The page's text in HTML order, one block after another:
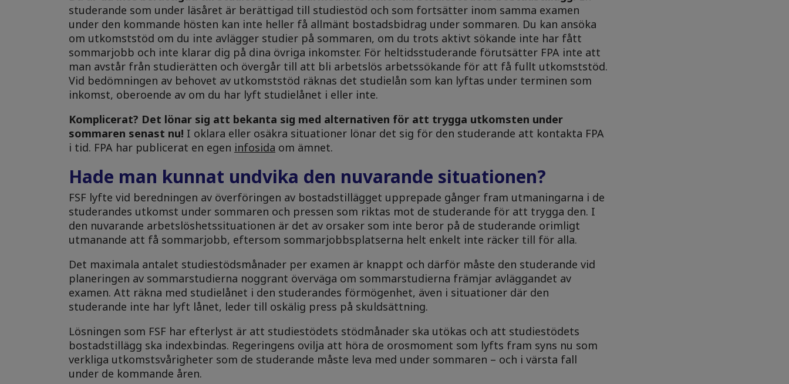
studerande som under läsåret är berättigad till studiestöd och som fortsätter inom samma examen
under den kommande hösten kan inte heller få allmänt bostadsbidrag under sommaren. Du kan ansöka
om utkomststöd om du inte avlägger studier på sommaren, om du trots aktivt sökande inte har fått
sommarjobb och inte klarar dig på dina övriga inkomster. För heltidsstuderande förutsätter FPA inte att
man avstår från studierätten och övergår till att bli arbetslös arbetssökande för att få fullt utkomststöd.
Vid bedömningen av behovet av utkomststöd räknas det studielån som kan lyftas under terminen som
inkomst, oberoende av om du har lyft studielånet i eller inte.
Komplicerat? Det lönar sig att bekanta sig med alternativen för att trygga utkomsten under
sommaren senast nu! I oklara eller osäkra situationer lönar det sig för den studerande att kontakta FPA
i tid. FPA har publicerat en egen infosida om ämnet.
Hade man kunnat undvika den nuvarande situationen?
FSF lyfte vid beredningen av överföringen av bostadstillägget upprepade gånger fram utmaningarna i de
studerandes utkomst under sommaren och pressen som riktas mot de studerande för att trygga den. I
den nuvarande arbetslöshetssituationen är det av orsaker som inte beror på de studerande orimligt
utmanande att få sommarjobb, eftersom sommarjobbsplatserna helt enkelt inte räcker till för alla.
Det maximala antalet studiestödsmånader per examen är knappt och därför måste den studerande vid
planeringen av sommarstudierna noggrant överväga om sommarstudierna främjar avläggandet av
examen. Att räkna med studielånet i den studerandes förmögenhet, även i situationer där den
studerande inte har lyft lånet, leder till oskälig press på skuldsättning.
Lösningen som FSF har efterlyst är att studiestödets stödmånader ska utökas och att studiestödets
bostadstillägg ska indexbindas. Regeringens ovilja att höra de orosmoment som lyfts fram syns nu som
verkliga utkomstsvårigheter som de studerande måste leva med under sommaren – och i värsta fall
under de kommande åren.